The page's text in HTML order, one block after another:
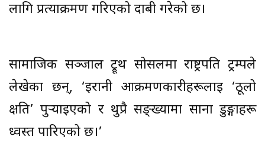
लागि प्रत्याक्रमण गरिएको दाबी गरेको छ।
सामाजिक सञ्जाल ट्रूथ सोसलमा राष्ट्रपति ट्रम्पले
लेखेका छन्, ‘इरानी आक्रमणकारीहरूलाई ‘ठूलो
क्षति’ पुर्‍याइएको र थुप्रै सङ्ख्यामा साना डुङ्गाहरू
ध्वस्त पारिएको छ।’